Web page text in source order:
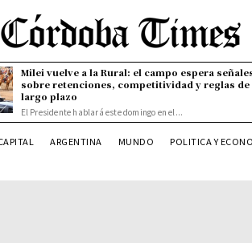
Milei vuelve a la Rural: el campo espera
sobre retenciones, competitividad y reglas de
largo plazo
El Presidente hablará este domingo en el...
ARGENTINA MUNDO POLITICA Y